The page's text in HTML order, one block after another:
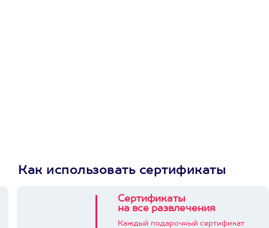
Как использовать сертификаты
Сертификаты
на все развлечения
Каждый подарочный сертификат